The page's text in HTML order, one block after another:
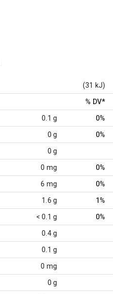
(31 kJ)
% DV*
0.1 g 0%
0 g 0%
0 g
0 mg 0%
6 mg 0%
1.6 g 1%
< 0.1 g 0%
0.4 g
0.1 g
0 mg
0 g